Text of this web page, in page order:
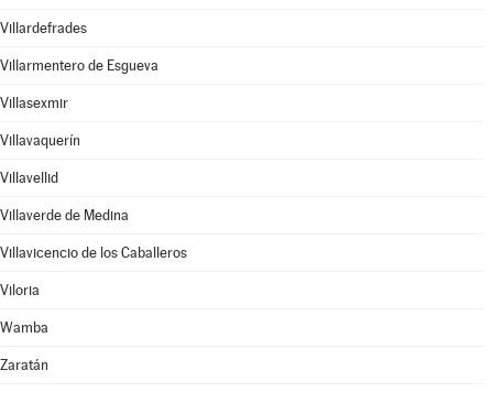
Villardefrades
Villarmentero de Esgueva
Villasexmir
Villavaquerín
Villavellid
Villaverde de Medina
Villavicencio de los Caballeros
Viloria
Wamba
Zaratán